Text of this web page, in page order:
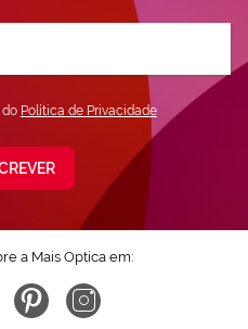
do Política de Privacidade
a Mais Optica em: